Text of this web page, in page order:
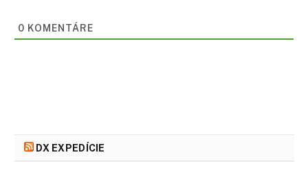
0 KOMENTÁRE
DX EXPEDÍCIE